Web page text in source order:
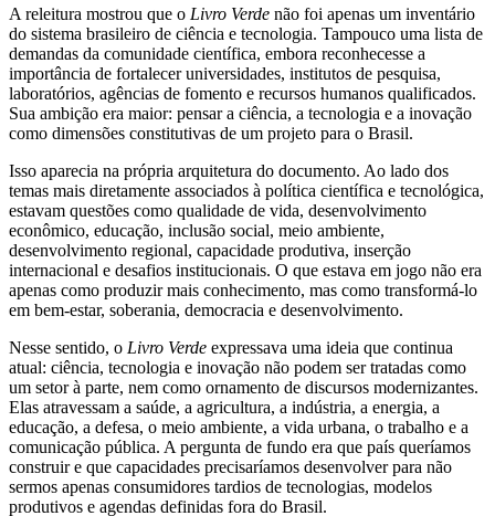
A releitura mostrou que o Livro Verde não foi apenas um inventário
do sistema brasileiro de ciência e tecnologia. Tampouco uma lista de
demandas da comunidade científica, embora reconhecesse a
importância de fortalecer universidades, institutos de pesquisa,
laboratórios, agências de fomento e recursos humanos qualificados.
Sua ambição era maior: pensar a ciência, a tecnologia e a inovação
como dimensões constitutivas de um projeto para o Brasil.
Isso aparecia na própria arquitetura do documento. Ao lado dos
temas mais diretamente associados à política científica e tecnológica,
estavam questões como qualidade de vida, desenvolvimento
econômico, educação, inclusão social, meio ambiente,
desenvolvimento regional, capacidade produtiva, inserção
internacional e desafios institucionais. O que estava em jogo não era
apenas como produzir mais conhecimento, mas como transformá-lo
em bem-estar, soberania, democracia e desenvolvimento.
Nesse sentido, o Livro Verde expressava uma ideia que continua
atual: ciência, tecnologia e inovação não podem ser tratadas como
um setor à parte, nem como ornamento de discursos modernizantes.
Elas atravessam a saúde, a agricultura, a indústria, a energia, a
educação, a defesa, o meio ambiente, a vida urbana, o trabalho e a
comunicação pública. A pergunta de fundo era que país queríamos
construir e que capacidades precisaríamos desenvolver para não
sermos apenas consumidores tardios de tecnologias, modelos
produtivos e agendas definidas fora do Brasil.